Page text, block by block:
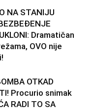
NA STANIJU
Dramatičan
OVO nije
OTKAD
Procurio snimak
RADI TO SA